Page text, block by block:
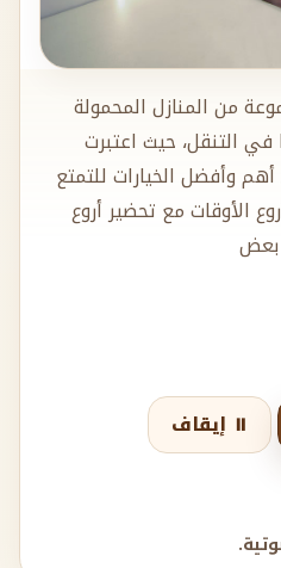
من المنازل المحمولة
في التنقل، حيث اعتبرت
وأفضل الخيارات للتمتع
الأوقات مع تحضير أروع
بعض
⏸️ إيقاف